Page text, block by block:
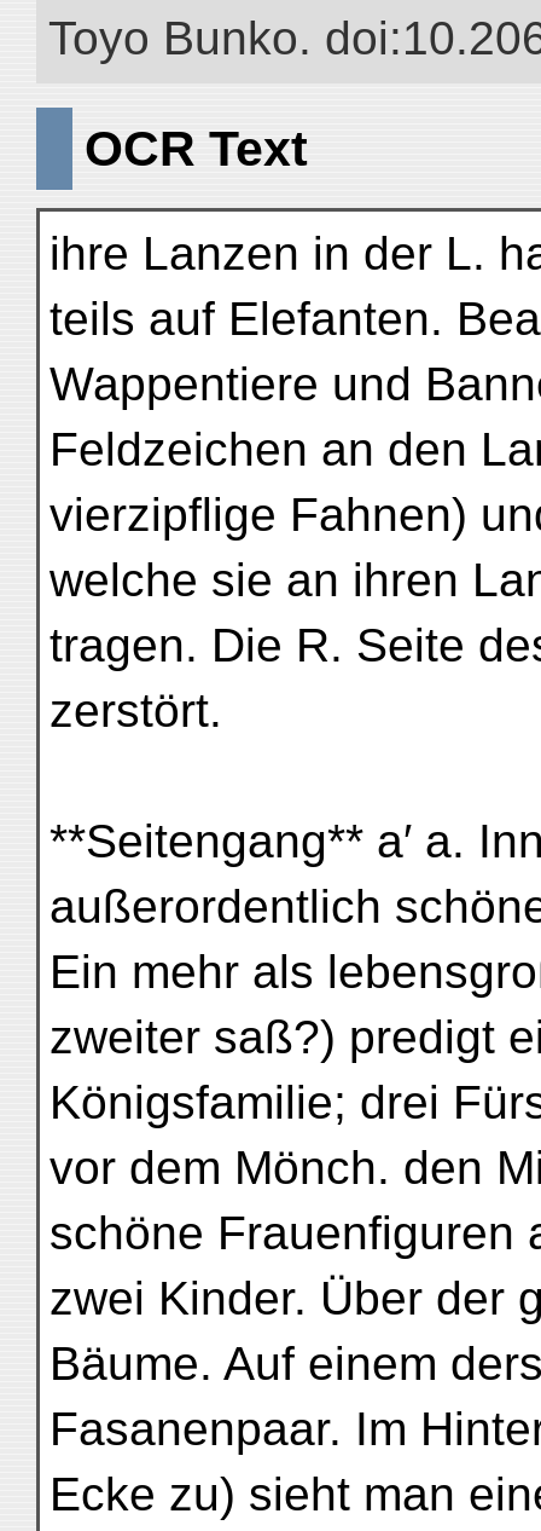
Toyo Bunko.
OCR Text
ihre Lanzen in der L.
teils auf Elefanten.
Wappentiere und
Feldzeichen an den
vierzipflige Fahnen)
welche sie an ihren
tragen. Die R. Seite
zerstört.
**Seitengang** a′ a.
außerordentlich
Ein mehr als
zweiter saß?) predigt
Königsfamilie; drei
vor dem Mönch. den
schöne Frauenfiguren
zwei Kinder. Über der
Bäume. Auf einem
Fasanenpaar. Im
Ecke zu) sieht man